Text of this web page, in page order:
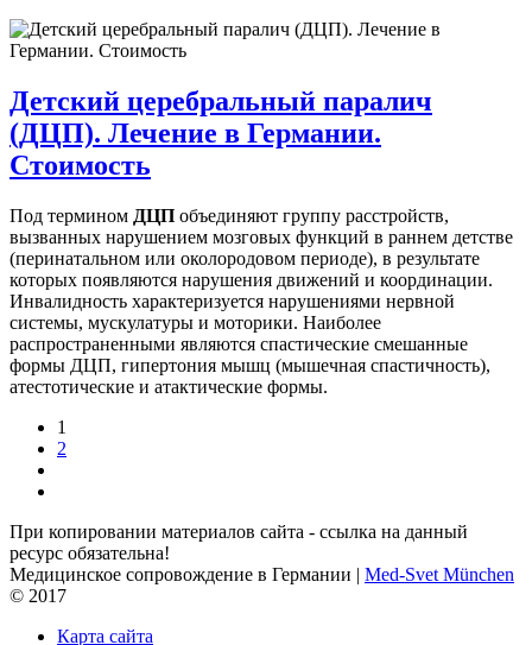
Детский церебральный паралич
(ДЦП). Лечение в Германии.
Стоимость
Под термином ДЦП объединяют группу расстройств,
вызванных нарушением мозговых функций в раннем детстве
(перинатальном или околородовом периоде), в результате
которых появляются нарушения движений и координации.
Инвалидность характеризуется нарушениями нервной
системы, мускулатуры и моторики. Наиболее
распространенными являются спастические смешанные
формы ДЦП, гипертония мышц (мышечная спастичность),
атестотические и атактические формы.
1
2
При копировании материалов сайта - ссылка на данный
ресурс обязательна!
Медицинское сопровождение в Германии | Med-Svet München
© 2017
Карта сайта